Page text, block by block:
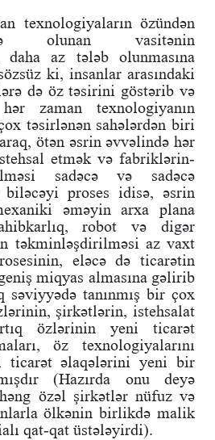
texnologiyaların özündən
olunan vasitənin
daha az tələb olunmasına
ki, insanlar arasındaki
də öz təsirini göstərib və
zaman texnologiyanın
təsirlənən sahələrdən biri
ötən əsrin əvvəlində hər
etmək və fabriklərin-
sadəcə və sadəcə
proses idisə, əsrin
əməyin arxa plana
robot və digər
təkminləşdirilməsi az vaxt
eləcə də ticarətin
miqyas almasına gəlirib
səviyyədə tanınmış bir çox
şirkətlərin, istehsalat
özlərinin yeni ticarət
öz texnologiyalarını
ticarət əlaqələrini yeni bir
(Hazırda onu deyə
özəl şirkətlər nüfuz və
ölkənin birlikdə malik
qat-qat üstələyirdi).